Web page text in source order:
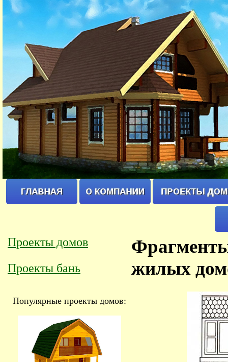
Проекты домов
Проекты бань
Популярные проекты домов:
жилых